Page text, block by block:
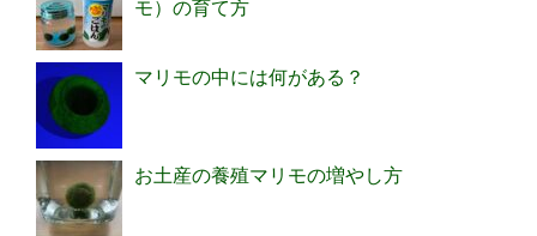
モ）の育て方
マリモの中には何がある？
お土産の養殖マリモの増やし方